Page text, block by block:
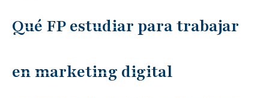
Qué FP estudiar para trabajar
en marketing digital